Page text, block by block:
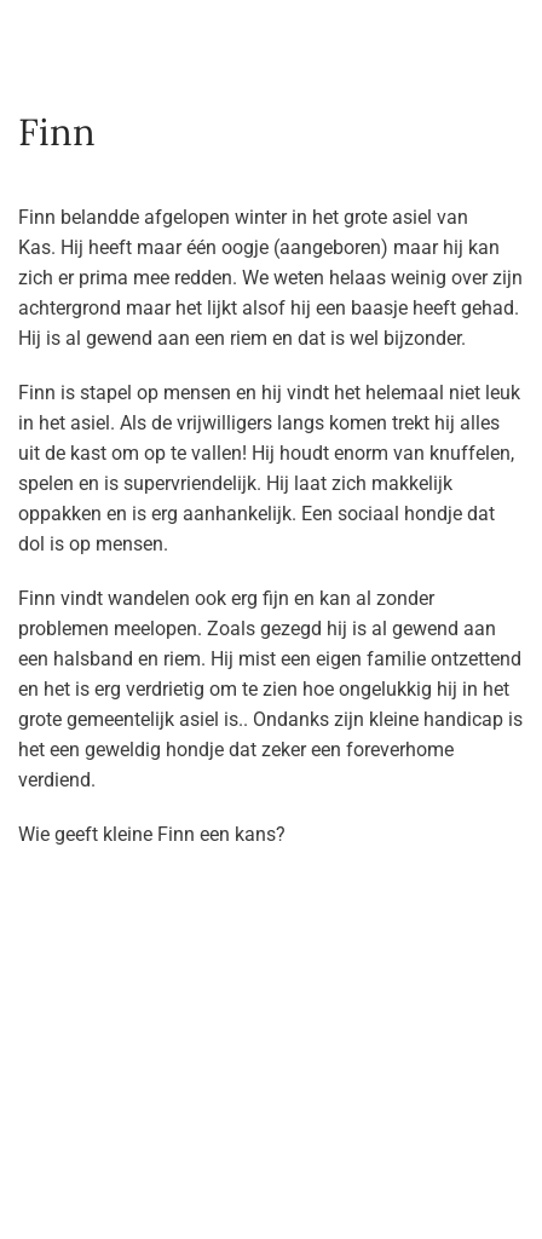
Finn
Finn belandde afgelopen winter in het grote asiel van
Kas. Hij heeft maar één oogje (aangeboren) maar hij kan
zich er prima mee redden. We weten helaas weinig over zijn
achtergrond maar het lijkt alsof hij een baasje heeft gehad.
Hij is al gewend aan een riem en dat is wel bijzonder.
Finn is stapel op mensen en hij vindt het helemaal niet leuk
in het asiel. Als de vrijwilligers langs komen trekt hij alles
uit de kast om op te vallen! Hij houdt enorm van knuffelen,
spelen en is supervriendelijk. Hij laat zich makkelijk
oppakken en is erg aanhankelijk. Een sociaal hondje dat
dol is op mensen.
Finn vindt wandelen ook erg fijn en kan al zonder
problemen meelopen. Zoals gezegd hij is al gewend aan
een halsband en riem. Hij mist een eigen familie ontzettend
en het is erg verdrietig om te zien hoe ongelukkig hij in het
grote gemeentelijk asiel is.. Ondanks zijn kleine handicap is
het een geweldig hondje dat zeker een foreverhome
verdiend.
Wie geeft kleine Finn een kans?